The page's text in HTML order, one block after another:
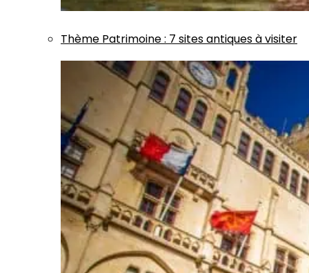
Thème Patrimoine: 7 sites antiques à visiter